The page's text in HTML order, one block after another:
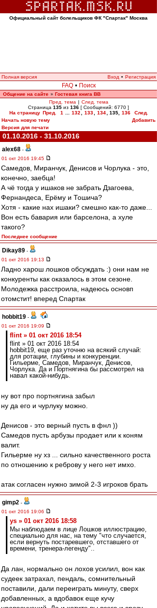
Официальный сайт болельщиков ФК "Спартак" Москва
Полная версия Вход • Регистрация
FAQ • Поиск
Общение на сайте » Гостевая книга ВВ
Пред. тема | След. тема
Страница 135 из 136 [ Сообщений: 6770 ]
На страницу Пред. 1 132 133 134 135, 136
След.
Начать новую тему
Добавить
Версия для печати
01.10.2016 - 31.10.2016
alex68 -
01 окт 2016 19:45
Самедов, Миранчук, Денисов и Чорлука - это,
конечно, заебца!
А чё тогда у ишаков не забрать Дзагоева,
Фернандеса, Ерёму и Тошича?
Хотя - какие нах ишаки? смешно как-то даже...
Вон есть бавария или барселона, а хуле
такого?
Последнее сообщение
Dikay89 -
01 окт 2016 19:13
Ладно харош лошков обсуждать :) они нам не
конкуренты как оказалось в этом сезоне.
Молодежка расстроила, надеюсь основп
отомстит! вперед Спартак
hobbit19 -
01 окт 2016 19:09
flint » 01 окт 2016 18:54
flint » 01 окт 2016 18:54
hobbit19, еще раз уточню на всякий случай:
для ротации, глубины и конкуренции.
Гильерме, Самедов, Миранчук, Денисов,
Чорлука. Да и Портнягина бы рассмотрел на
навал какой-нибудь.
ну вот про портнягина забыл
ну да его и чурлуку можно.
Денисов - это верный пусть в фнл ))
Самедов пусть арбузы продает или к коням
валит.
Гильерме ну хз ... сильно качественного роста
по отношению к реброву у него нет имхо.
атак согласен нужно зимой 2-3 игроков брать
gimp2 -
01 окт 2016 19:06
ys » 01 окт 2016 18:58
Мы наблюдаем в лице Лошков иллюстрацию,
специально для нас, на тему "что случается,
если вернуть постаревшего, отставшего от
времени, тренера-легенду"..
Да лан, нормально он лохов усилил, вон как
судеек затрахал, пендаль, сомнительный
поставили, дали переиграть минуту, сверх
добавленных, а вдобавок еще кучу